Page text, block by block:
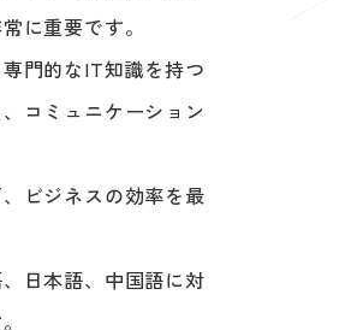
に重要です。
門的なIT知識を持つ
コミュニケーション
ビジネスの効率を最
日本語、中国語に対